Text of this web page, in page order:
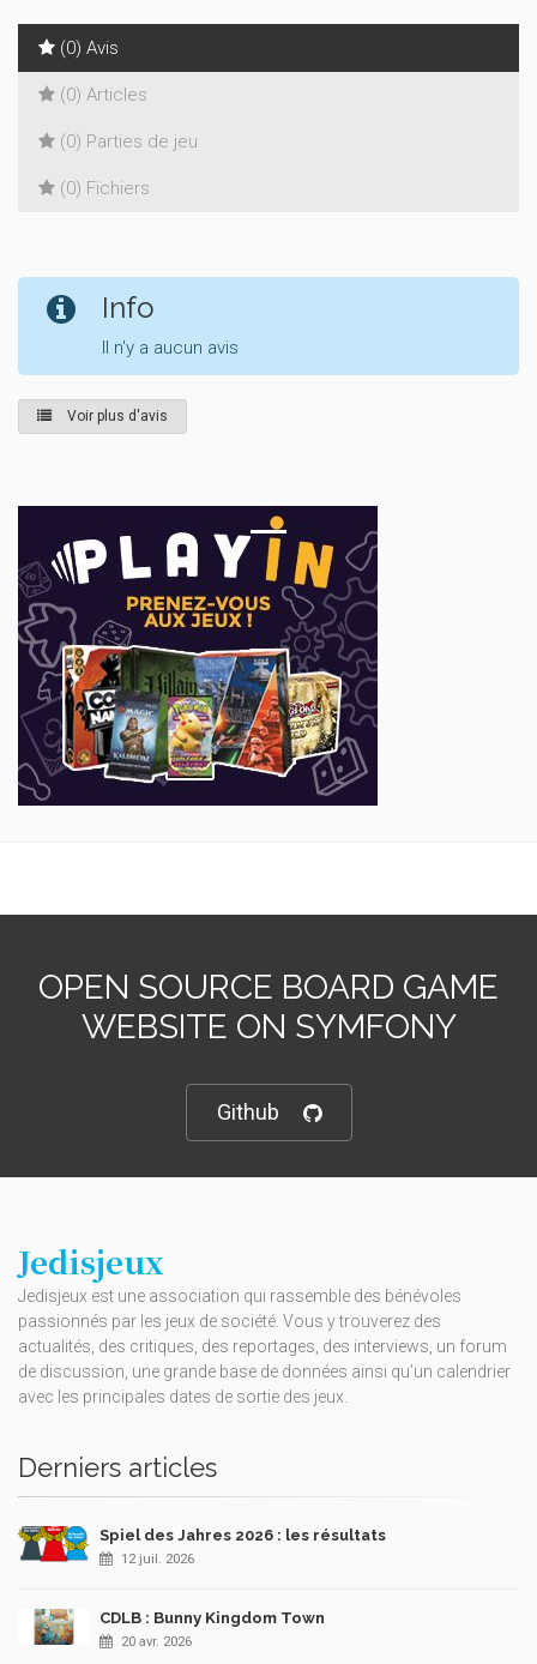
(0) Avis
(0) Articles
(0) Parties de jeu
(0) Fichiers
Info
Il n'y a aucun avis
Voir plus d'avis
OPEN SOURCE BOARD GAME
WEBSITE ON SYMFONY
Github
Jedisjeux
Jedisjeux est une association qui rassemble des bénévoles
passionnés par les jeux de société. Vous y trouverez des
actualités, des critiques, des reportages, des interviews, un forum
de discussion, une grande base de données ainsi qu’un calendrier
avec les principales dates de sortie des jeux.
Derniers articles
Spiel des Jahres 2026 : les résultats
12 juil. 2026
CDLB : Bunny Kingdom Town
20 avr. 2026